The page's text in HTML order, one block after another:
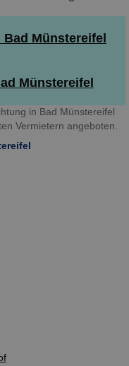
Münstereifel
Münstereifel
in Bad Münstereifel
Vermietern angeboten.